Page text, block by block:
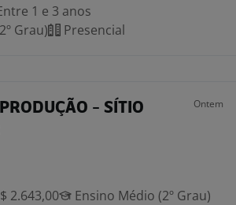
1 e 3 anos
Grau)
Presencial
- SÍTIO
Ontem
2.643,00
Ensino Médio (2º Grau)